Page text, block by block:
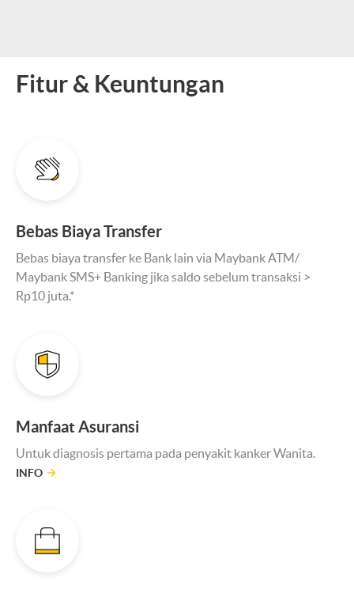
Fitur & Keuntungan
Bebas Biaya Transfer
Bebas biaya transfer ke Bank lain via Maybank ATM/
Maybank SMS+ Banking jika saldo sebelum transaksi >
Rp10 juta.*
Manfaat Asuransi
Untuk diagnosis pertama pada penyakit kanker Wanita.
INFO